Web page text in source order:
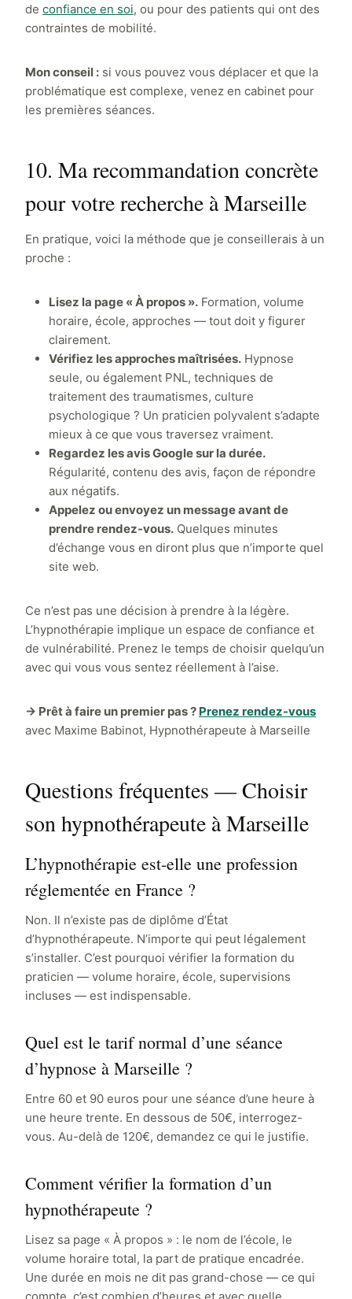
de confiance en soi, ou pour des patients qui ont des
contraintes de mobilité.
Mon conseil : si vous pouvez vous déplacer et que la
problématique est complexe, venez en cabinet pour
les premières séances.
10. Ma recommandation concrète
pour votre recherche à Marseille
En pratique, voici la méthode que je conseillerais à un
proche :
Lisez la page « À propos ». Formation, volume
horaire, école, approches — tout doit y figurer
clairement.
Vérifiez les approches maîtrisées. Hypnose
seule, ou également PNL, techniques de
traitement des traumatismes, culture
psychologique ? Un praticien polyvalent s’adapte
mieux à ce que vous traversez vraiment.
Regardez les avis Google sur la durée.
Régularité, contenu des avis, façon de répondre
aux négatifs.
Appelez ou envoyez un message avant de
prendre rendez-vous. Quelques minutes
d’échange vous en diront plus que n’importe quel
site web.
Ce n’est pas une décision à prendre à la légère.
L’hypnothérapie implique un espace de confiance et
de vulnérabilité. Prenez le temps de choisir quelqu’un
avec qui vous vous sentez réellement à l’aise.
→ Prêt à faire un premier pas ? Prenez rendez-vous
avec Maxime Babinot, Hypnothérapeute à Marseille
Questions fréquentes — Choisir
son hypnothérapeute à Marseille
L’hypnothérapie est-elle une profession
réglementée en France ?
Non. Il n’existe pas de diplôme d’État
d’hypnothérapeute. N’importe qui peut légalement
s’installer. C’est pourquoi vérifier la formation du
praticien — volume horaire, école, supervisions
incluses — est indispensable.
Quel est le tarif normal d’une séance
d’hypnose à Marseille ?
Entre 60 et 90 euros pour une séance d’une heure à
une heure trente. En dessous de 50€, interrogez-
vous. Au-delà de 120€, demandez ce qui le justifie.
Comment vérifier la formation d’un
hypnothérapeute ?
Lisez sa page « À propos » : le nom de l’école, le
volume horaire total, la part de pratique encadrée.
Une durée en mois ne dit pas grand-chose — ce qui